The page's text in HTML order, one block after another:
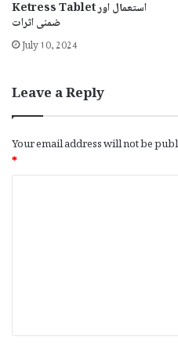
Ketress Tablet استعمال اور
ضمنی اثرات
July 10, 2024
Leave a Reply
Your email address will not be
*